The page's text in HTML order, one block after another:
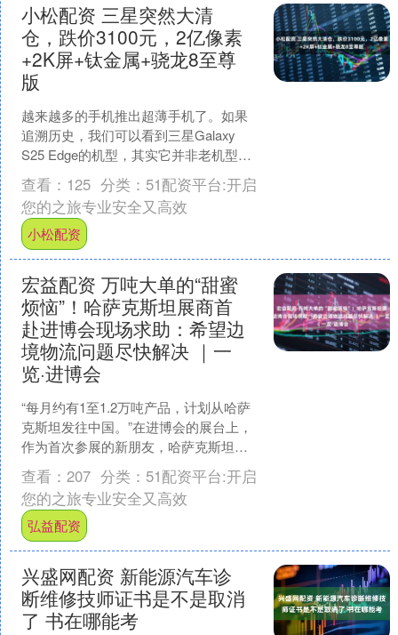
小松配资 三星突然大清
仓，跌价3100元，2亿像素
+2K屏+钛金属+骁龙8至尊
版
越来越多的手机推出超薄手机了。如果
追溯历史，我们可以看到三星Galaxy
S25 Edge的机型，其实它并非老机型，
今年5月发布的手机，定位并不低，高达
7999....
查看： 125 分类： 51配资平台:开启
您的之旅专业安全又高效
小松配资
宏益配资 万吨大单的“甜蜜
烦恼”！哈萨克斯坦展商首
赴进博会现场求助：希望边
境物流问题尽快解决 ｜一
览·进博会
“每月约有1至1.2万吨产品，计划从哈萨
克斯坦发往中国。”在进博会的展台上，
作为首次参展的新朋友，哈萨克斯坦展
商成功签下了大订单。然而，....
查看： 207 分类： 51配资平台:开启
您的之旅专业安全又高效
弘益配资
兴盛网配资 新能源汽车诊
断维修技师证书是不是取消
了 书在哪能考